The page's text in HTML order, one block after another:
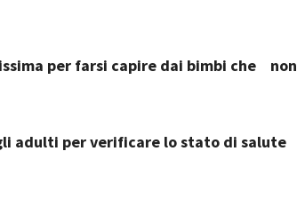
per farsi capire dai bimbi che
non
adulti per verificare lo stato di salute